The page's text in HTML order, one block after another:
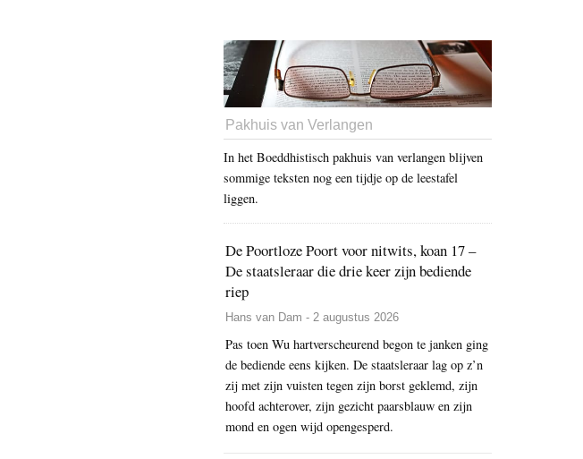
Pakhuis van Verlangen
In het Boeddhistisch pakhuis van verlangen blijven
sommige teksten nog een tijdje op de leestafel
liggen.
De Poortloze Poort voor nitwits, koan 17 –
De staatsleraar die drie keer zijn bediende
riep
Hans van Dam - 2 augustus 2026
Pas toen Wu hartverscheurend begon te janken ging
de bediende eens kijken. De staatsleraar lag op z’n
zij met zijn vuisten tegen zijn borst geklemd, zijn
hoofd achterover, zijn gezicht paarsblauw en zijn
mond en ogen wijd opengesperd.